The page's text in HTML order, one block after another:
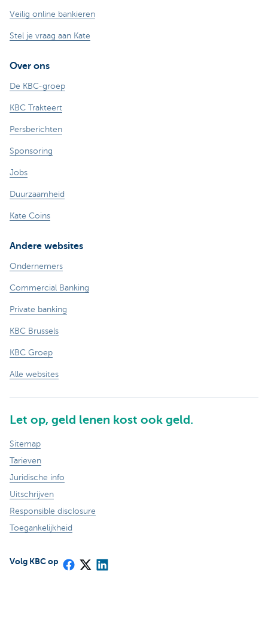
Veilig online bankieren
Stel je vraag aan Kate
Over ons
De KBC-groep
KBC Trakteert
Persberichten
Sponsoring
Jobs
Duurzaamheid
Kate Coins
Andere websites
Ondernemers
Commercial Banking
Private banking
KBC Brussels
KBC Groep
Alle websites
Let op, geld lenen kost ook geld.
Sitemap
Tarieven
Juridische info
Uitschrijven
Responsible disclosure
Toegankelijkheid
Volg KBC op